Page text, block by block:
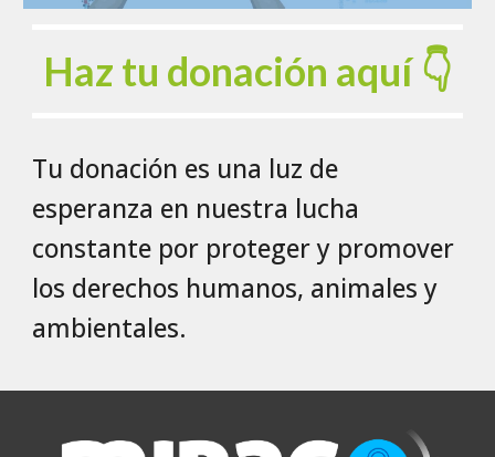
Haz tu donación aquí 👇
Tu donación es una luz de
esperanza en nuestra lucha
constante por proteger y promover
los derechos humanos, animales y
ambientales.